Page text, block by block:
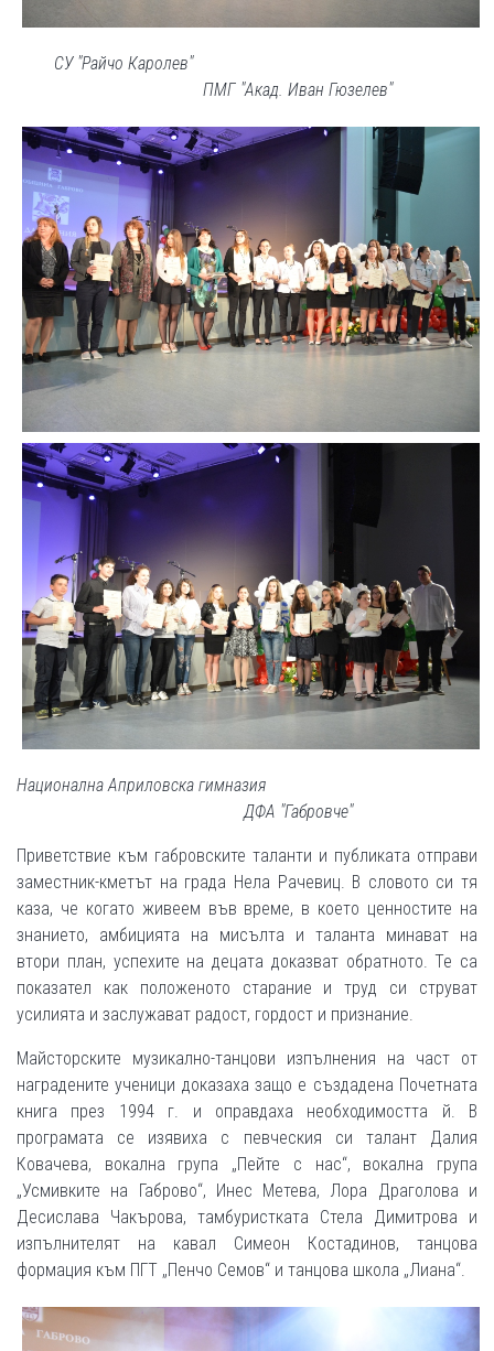
СУ "Райчо Каролев"
ПМГ "Акад. Иван Гюзелев"
Национална Априловска гимназия
ДФА "Габровче"
Приветствие към габровските таланти и публиката отправи
заместник-кметът на града Нела Рачевиц. В словото си тя
каза, че когато живеем във време, в което ценностите на
знанието, амбицията на мисълта и таланта минават на
втори план, успехите на децата доказват обратното. Те са
показател как положеното старание и труд си струват
усилията и заслужават радост, гордост и признание.
Майсторските музикално-танцови изпълнения на част от
наградените ученици доказаха защо е създадена Почетната
книга през 1994 г. и оправдаха необходимостта й. В
програмата се изявиха с певческия си талант Далия
Ковачева, вокална група „Пейте с нас“, вокална група
„Усмивките на Габрово“, Инес Метева, Лора Драголова и
Десислава Чакърова, тамбуристката Стела Димитрова и
изпълнителят на кавал Симеон Костадинов, танцова
формация към ПГТ „Пенчо Семов“ и танцова школа „Лиана“.